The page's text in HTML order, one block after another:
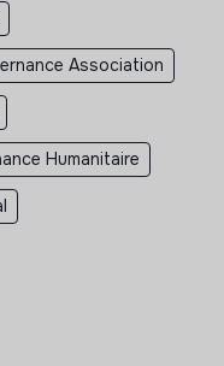
Association
Humanitaire